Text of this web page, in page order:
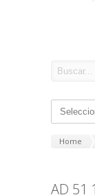
Home
AD 51